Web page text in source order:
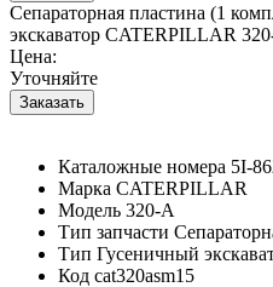
Сепараторная пластина (1
экскаватор CATERPILLAR
Цена:
Уточняйте
Каталожные номера 5I-
Марка CATERPILLAR
Модель 320-A
Тип запчасти
Тип Гусеничный
Код cat320asm15